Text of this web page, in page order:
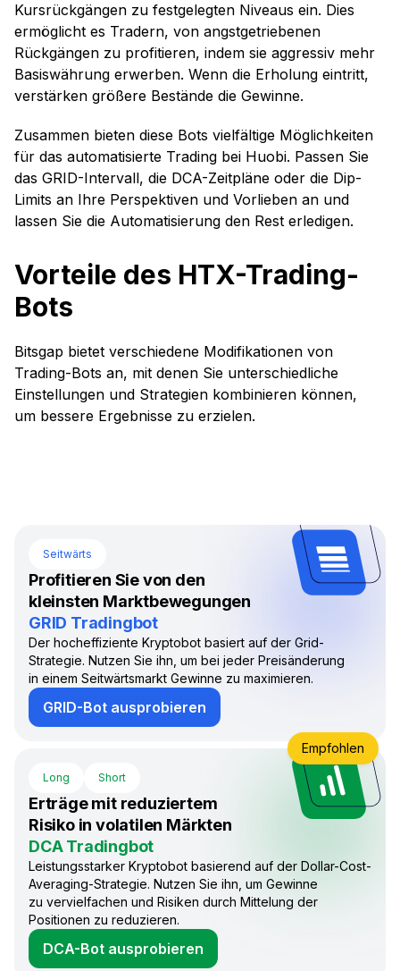
Kursrückgängen zu festgelegten Niveaus ein. Dies
ermöglicht es Tradern, von angstgetriebenen
Rückgängen zu profitieren, indem sie aggressiv mehr
Basiswährung erwerben. Wenn die Erholung eintritt,
verstärken größere Bestände die Gewinne.
Zusammen bieten diese Bots vielfältige Möglichkeiten
für das automatisierte Trading bei Huobi. Passen Sie
das GRID-Intervall, die DCA-Zeitpläne oder die Dip-
Limits an Ihre Perspektiven und Vorlieben an und
lassen Sie die Automatisierung den Rest erledigen.
Vorteile des HTX-Trading-
Bots
Bitsgap bietet verschiedene Modifikationen von
Trading-Bots an, mit denen Sie unterschiedliche
Einstellungen und Strategien kombinieren können,
um bessere Ergebnisse zu erzielen.
Seitwärts
Profitieren Sie von den
kleinsten Marktbewegungen
GRID Tradingbot
Der hocheffiziente Kryptobot basiert auf der Grid-
Strategie. Nutzen Sie ihn, um bei jeder Preisänderung
in einem Seitwärtsmarkt Gewinne zu maximieren.
GRID-Bot ausprobieren
Long Short
Erträge mit reduziertem
Risiko in volatilen Märkten
DCA Tradingbot
Leistungsstarker Kryptobot basierend auf der Dollar-Cost-
Averaging-Strategie. Nutzen Sie ihn, um Gewinne
zu vervielfachen und Risiken durch Mittelung der
Positionen zu reduzieren.
DCA-Bot ausprobieren
Empfohlen